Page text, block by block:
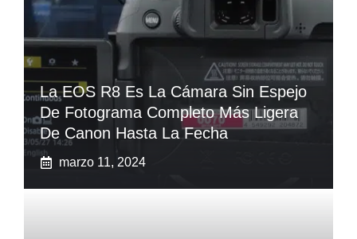
La EOS R8 Es La Cámara Sin Espejo
De Fotograma Completo Más Ligera
De Canon Hasta La Fecha
marzo 11, 2024